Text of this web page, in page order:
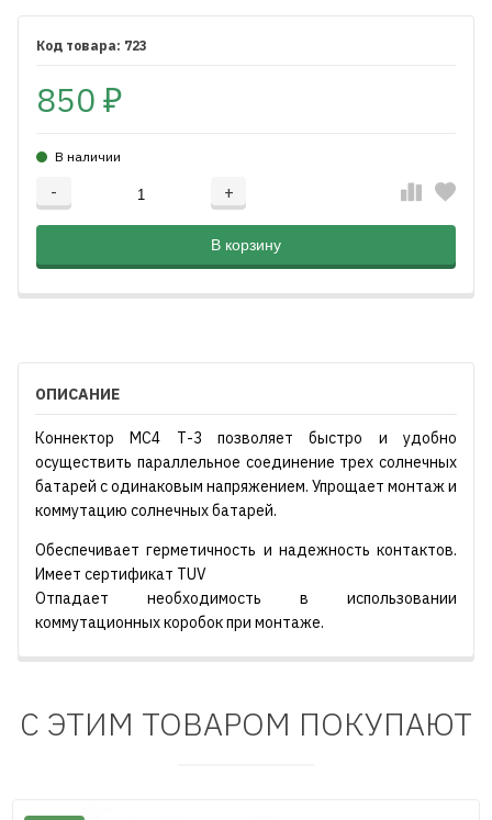
723
850 ₽
В наличии
- +
Добавляется...
В корзину
Добавлен
ОПИСАНИЕ
Коннектор MC4 Т-3 позволяет быстро и удобно
осуществить параллельное соединение трех солнечных
батарей с одинаковым напряжением. Упрощает монтаж и
коммутацию солнечных батарей.
Обеспечивает герметичность и надежность контактов.
Имеет сертификат TUV
Отпадает необходимость в использовании
коммутационных коробок при монтаже.
С ЭТИМ ТОВАРОМ ПОКУПАЮТ